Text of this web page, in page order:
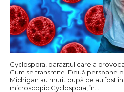
Cyclospora, parazitul care a
Cum se transmite. Două persoane
Michigan au murit după ce au fost
microscopic Cyclospora, în…